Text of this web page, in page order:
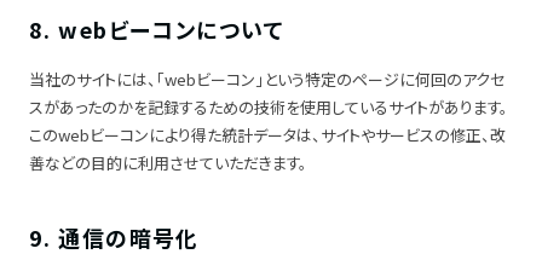
8. webビーコンについて
当社のサイトには、「webビーコン」という特定のページに何回のアクセ
スがあったのかを記録するための技術を使用しているサイトがあります。
このwebビーコンにより得た統計データは、サイトやサービスの修正、改
善などの目的に利用させていただきます。
9. 通信の暗号化